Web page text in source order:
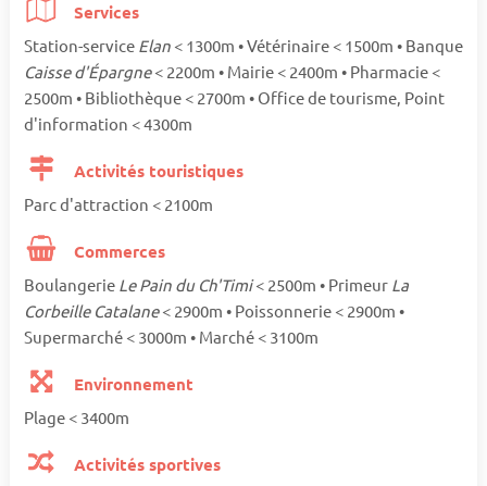
Services
Station-service Elan < 1300m • Vétérinaire < 1500m • Banque
Caisse d'Épargne< 2200m • Mairie < 2400m • Pharmacie <
2500m • Bibliothèque < 2700m • Office de tourisme, Point
d'information < 4300m
Activités touristiques
Parc d'attraction < 2100m
Commerces
Boulangerie Le Pain du Ch'Timi< 2500m • Primeur La
Corbeille Catalane< 2900m • Poissonnerie < 2900m •
Supermarché < 3000m • Marché < 3100m
Environnement
Plage < 3400m
Activités sportives